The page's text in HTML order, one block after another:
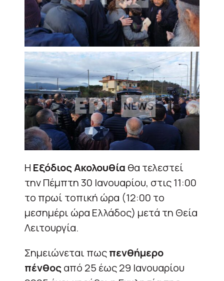
Η Εξόδιος Ακολουθία θα τελεστεί
την Πέμπτη 30 Ιανουαρίου, στις 11:00
το πρωί τοπική ώρα (12:00 το
μεσημέρι ώρα Ελλάδος) μετά τη Θεία
Λειτουργία.
Σημειώνεται πωςπενθήμερο
πένθοςαπό 25 έως 29 Ιανουαρίου